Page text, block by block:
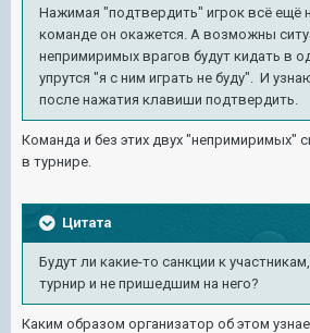
Нажимая "подтвердить" игрок всё ещё
команде он окажется. А возможны
непримиримых врагов будут кидать в
упрутся "я с ним играть не буду". И
после нажатия клавиши подтвердить.
Команда и без этих двух "непримиримых"
в турнире.
Цитата
Будут ли какие-то санкции к
турнир и не пришедшим на него?
Каким образом организатор об этом